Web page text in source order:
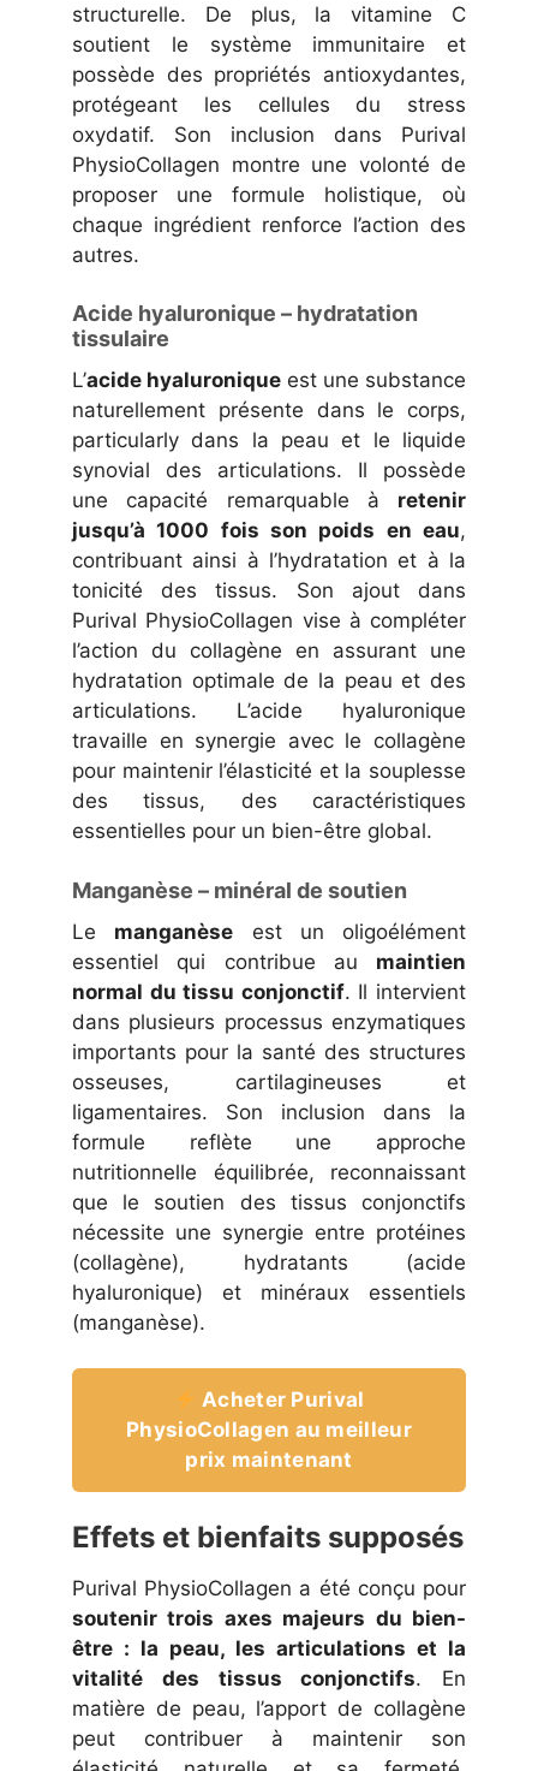
structurelle. De plus, la vitamine C
soutient le système immunitaire et
possède des propriétés antioxydantes,
protégeant les cellules du stress
oxydatif. Son inclusion dans Purival
PhysioCollagen montre une volonté de
proposer une formule holistique, où
chaque ingrédient renforce l’action des
autres.
Acide hyaluronique – hydratation
tissulaire
L’acide hyaluronique est une substance
naturellement présente dans le corps,
particularly dans la peau et le liquide
synovial des articulations. Il possède
une capacité remarquable à retenir
jusqu’à 1000 fois son poids en eau,
contribuant ainsi à l’hydratation et à la
tonicité des tissus. Son ajout dans
Purival PhysioCollagen vise à compléter
l’action du collagène en assurant une
hydratation optimale de la peau et des
articulations. L’acide hyaluronique
travaille en synergie avec le collagène
pour maintenir l’élasticité et la souplesse
des tissus, des caractéristiques
essentielles pour un bien-être global.
Manganèse – minéral de soutien
Le manganèse est un oligoélément
essentiel qui contribue au maintien
normal du tissu conjonctif. Il intervient
dans plusieurs processus enzymatiques
importants pour la santé des structures
osseuses, cartilagineuses et
ligamentaires. Son inclusion dans la
formule reflète une approche
nutritionnelle équilibrée, reconnaissant
que le soutien des tissus conjonctifs
nécessite une synergie entre protéines
(collagène), hydratants (acide
hyaluronique) et minéraux essentiels
(manganèse).
Acheter Purival
PhysioCollagen au meilleur
prix maintenant
Effets et bienfaits supposés
Purival PhysioCollagen a été conçu pour
soutenir trois axes majeurs du bien-
être : la peau, les articulations et la
vitalité des tissus conjonctifs. En
matière de peau, l’apport de collagène
peut contribuer à maintenir son